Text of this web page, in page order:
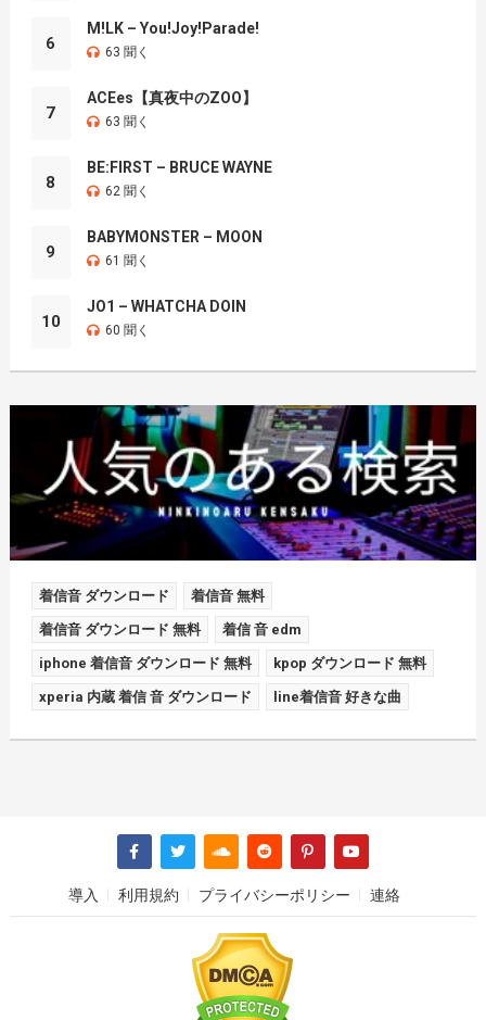
6
M!LK – You!Joy!Parade!
63 聞く
7
ACEes【真夜中のZOO】
63 聞く
8
BE:FIRST – BRUCE WAYNE
62 聞く
9
BABYMONSTER – MOON
61 聞く
10
JO1 – WHATCHA DOIN
60 聞く
着信音 ダウンロード 着信音 無料
着信音 ダウンロード 無料 着信 音 edm
iphone 着信音 ダウンロード 無料 kpop ダウンロード 無料
xperia 内蔵 着信 音 ダウンロード line着信音 好きな曲
導入 利用規約 プライバシーポリシー 連絡